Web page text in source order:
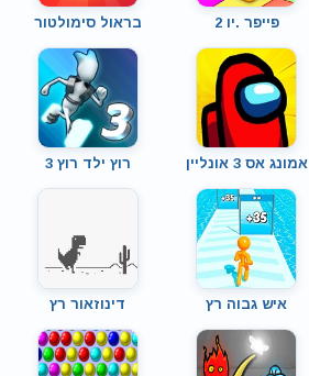
פייפר .יו 2 בראול סימולטור
אמונג אס 3 אונליין רוץ ילד רוץ 3
איש גבוה רץ דינוזאור רץ